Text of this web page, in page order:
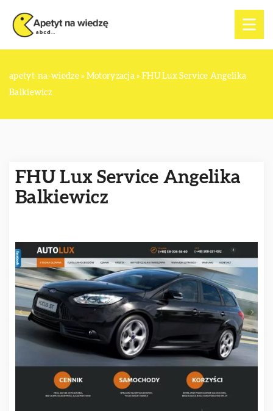
apetyt-na-wiedze» Motoryzacja » FHU Lux Service Angelika
Balkiewicz
FHU Lux Service Angelika
Balkiewicz